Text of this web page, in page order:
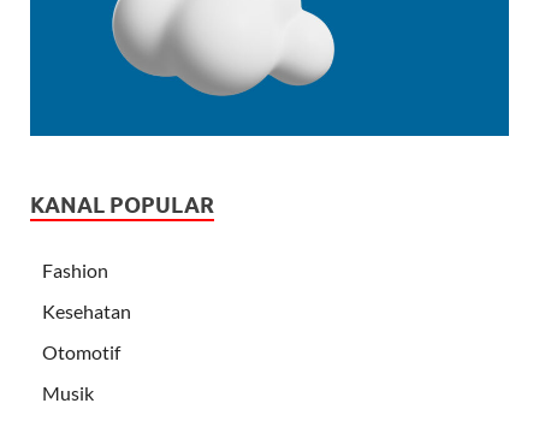
KANAL POPULAR
Fashion
Kesehatan
Otomotif
Musik